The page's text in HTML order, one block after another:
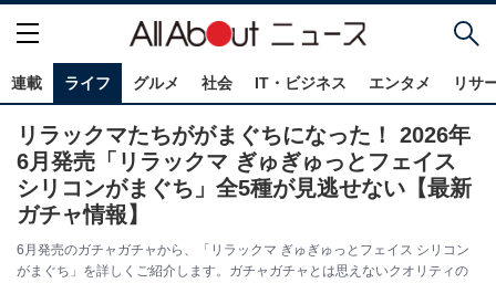
連載 ライフ グルメ 社会 IT・ビジネス エンタメ リサ
リラックマたちががまぐちになった！ 2026年
6月発売「リラックマ ぎゅぎゅっとフェイス
シリコンがまぐち」全5種が見逃せない【最新
ガチャ情報】
6月発売のガチャガチャから、「リラックマ ぎゅぎゅっとフェイス シリコン
がまぐち」を詳しくご紹介します。ガチャガチャとは思えないクオリティの